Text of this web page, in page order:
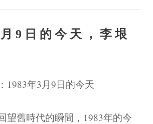
9日的今天，李垠
1983年3月9日的今天
望舊時代的瞬間，1983年的今